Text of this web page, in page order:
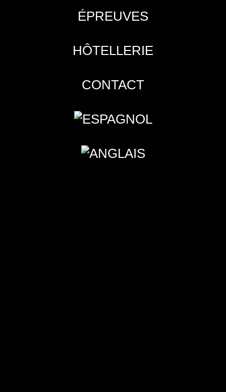
ÉPREUVES
HÔTELLERIE
CONTACT